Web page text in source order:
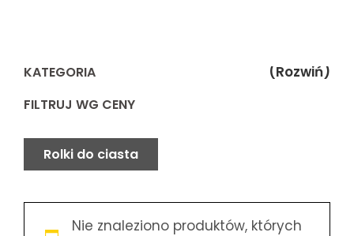
KATEGORIA (Rozwiń)
FILTRUJ WG CENY
Rolki do ciasta
Nie znaleziono produktów, których